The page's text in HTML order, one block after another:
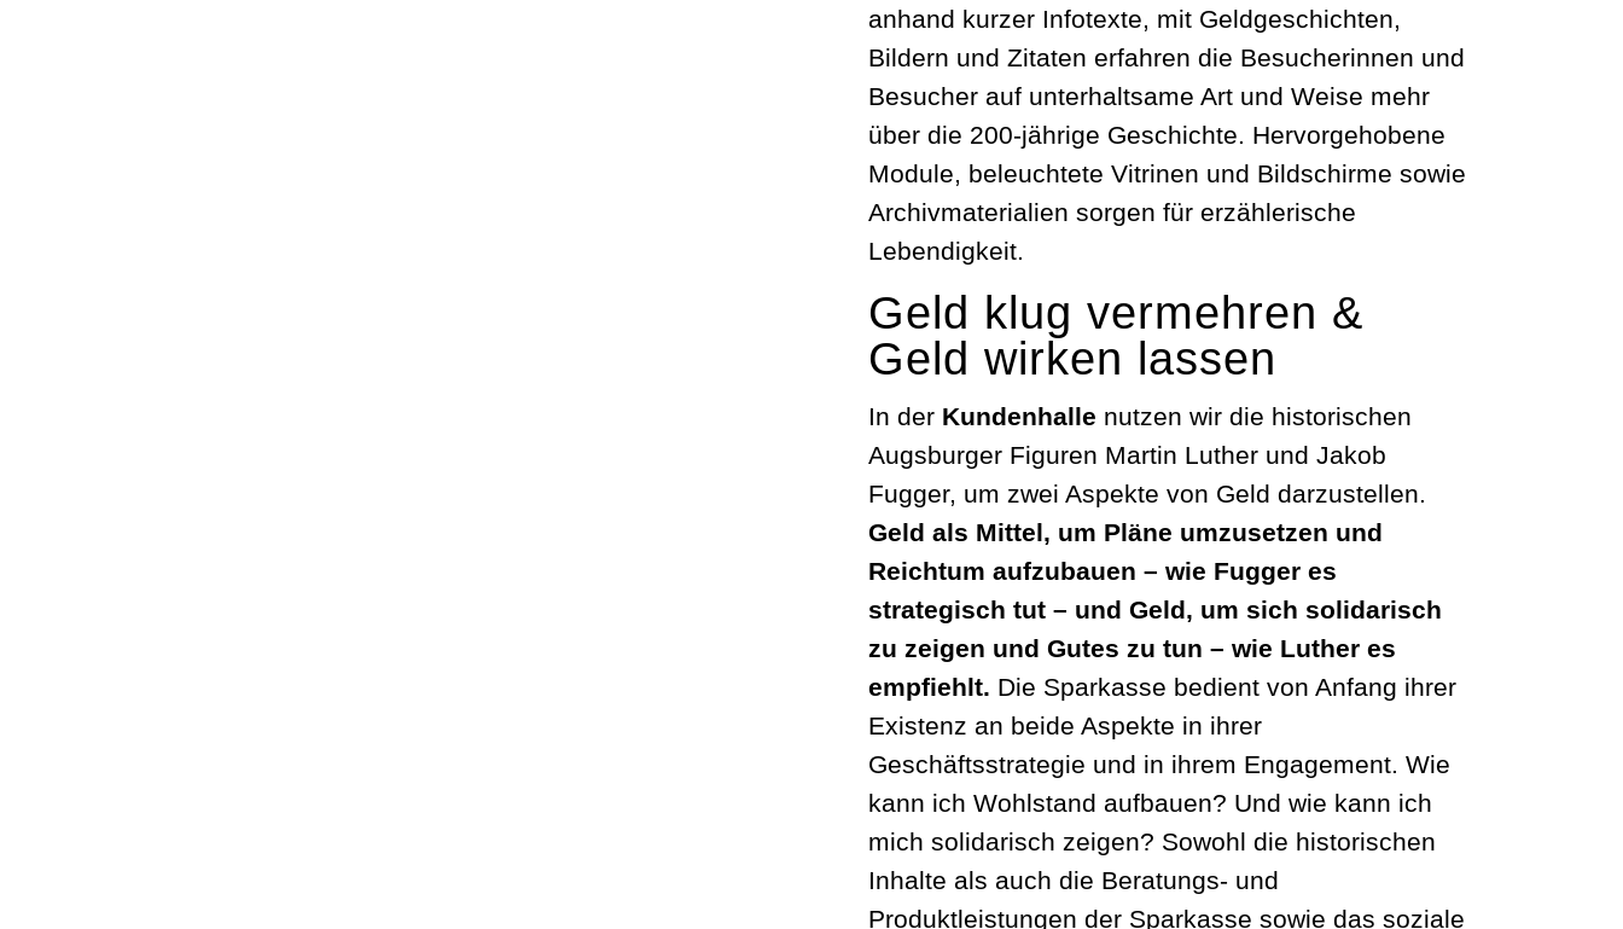
anhand kurzer Infotexte, mit Geldgeschichten,
Bildern und Zitaten erfahren die Besucherinnen und
Besucher auf unterhaltsame Art und Weise mehr
über die 200-jährige Geschichte. Hervorgehobene
Module, beleuchtete Vitrinen und Bildschirme sowie
Archivmaterialien sorgen für erzählerische
Lebendigkeit.
Geld klug vermehren &
Geld wirken lassen
In der Kundenhalle nutzen wir die historischen
Augsburger Figuren Martin Luther und Jakob
Fugger, um zwei Aspekte von Geld darzustellen.
Geld als Mittel, um Pläne umzusetzen und
Reichtum aufzubauen – wie Fugger es
strategisch tut – und Geld, um sich solidarisch
zu zeigen und Gutes zu tun – wie Luther es
empfiehlt. Die Sparkasse bedient von Anfang ihrer
Existenz an beide Aspekte in ihrer
Geschäftsstrategie und in ihrem Engagement. Wie
kann ich Wohlstand aufbauen? Und wie kann ich
mich solidarisch zeigen? Sowohl die historischen
Inhalte als auch die Beratungs- und
Produktleistungen der Sparkasse sowie das soziale